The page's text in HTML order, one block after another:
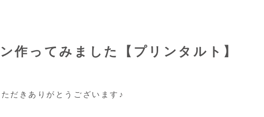
作ってみました【プリンタルト】
だきありがとうございます♪